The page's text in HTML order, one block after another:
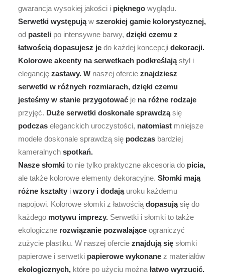
gwarancja wysokiej jakości i pięknego wyglądu.
Serwetki występująw szerokiej gamie kolorystycznej,
od pasteli po intensywne barwy, dzięki czemu z
łatwością dopasujesz je do każdej koncepcji dekoracji.
Kolorowe akcenty na serwetkach podkreślająstyl i
elegancję zastawy. W naszej ofercie znajdziesz
serwetki w różnych rozmiarach, dzięki czemu
jesteśmy w stanie przygotować je na różne rodzaje
przyjęć. Duże serwetki doskonale sprawdząsię
podczas eleganckich uroczystości, natomiast mniejsze
modele doskonale sprawdzą się podczas bardziej
kameralnych spotkań.
Nasze słomki to nie tylko praktyczne akcesoria do picia,
ale także kolorowe elementy dekoracyjne. Słomki mają
różne kształty i wzory i dodająuroku każdemu
napojowi. Kolorowe słomki z łatwością dopasująsię do
każdego motywu imprezy. Serwetki i słomki to także
ekologiczne rozwiązanie pozwalające ograniczyć
zużycie plastiku. W naszej ofercie znajdują się słomki
papierowe i serwetki papierowe wykonane z materiałów
ekologicznych, które po użyciu można łatwo wyrzucić.